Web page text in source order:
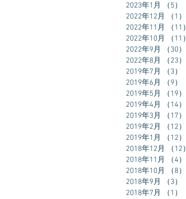
2023年1月
（5）
2022年12月
（1）
2022年11月
（11）
2022年10月
（11）
2022年9月
（30）
2022年8月
（23）
2019年7月
（3）
2019年6月
（9）
2019年5月
（19）
2019年4月
（14）
2019年3月
（17）
2019年2月
（12）
2019年1月
（12）
2018年12月
（12）
2018年11月
（4）
2018年10月
（8）
2018年9月
（3）
2018年7月
（1）